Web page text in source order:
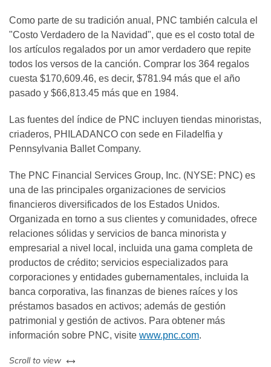
Como parte de su tradición anual, PNC también calcula el
"Costo Verdadero de la Navidad", que es el costo total de
los artículos regalados por un amor verdadero que repite
todos los versos de la canción. Comprar los 364 regalos
cuesta $170,609.46, es decir, $781.94 más que el año
pasado y $66,813.45 más que en 1984.
Las fuentes del índice de PNC incluyen tiendas minoristas,
criaderos, PHILADANCO con sede en Filadelfia y
Pennsylvania Ballet Company.
The PNC Financial Services Group, Inc. (NYSE: PNC) es
una de las principales organizaciones de servicios
financieros diversificados de los Estados Unidos.
Organizada en torno a sus clientes y comunidades, ofrece
relaciones sólidas y servicios de banca minorista y
empresarial a nivel local, incluida una gama completa de
productos de crédito; servicios especializados para
corporaciones y entidades gubernamentales, incluida la
banca corporativa, las finanzas de bienes raíces y los
préstamos basados en activos; además de gestión
patrimonial y gestión de activos. Para obtener más
información sobre PNC, visite www.pnc.com.
Scroll to view left or right